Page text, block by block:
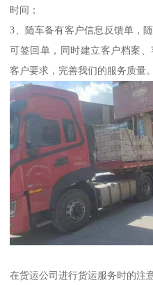
时间；
3、随车备有客户信息反馈单，
可签回单，同时建立客户档案
客户要求，完善我们的服务质量。
在货运公司进行货运服务时的注